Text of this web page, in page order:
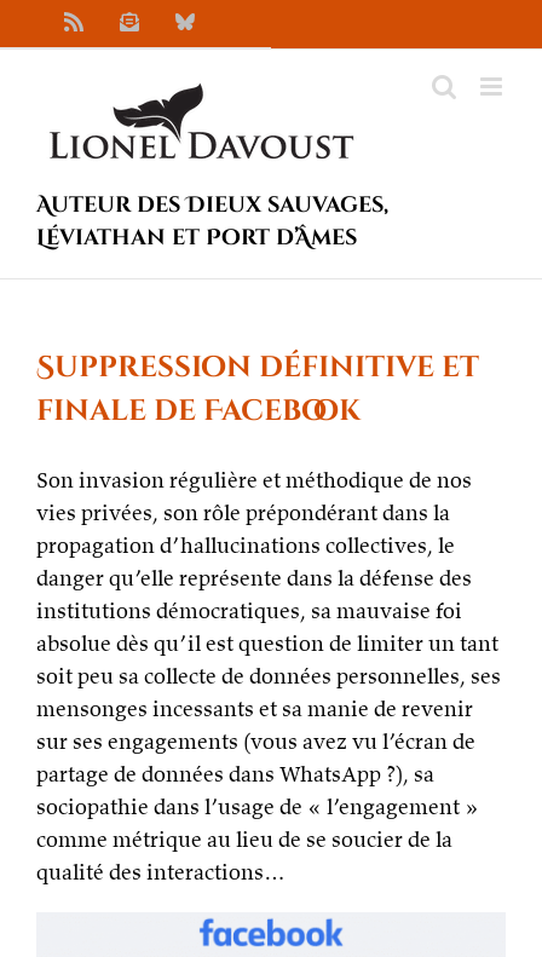
au
NewsletterBluesky
Auteur des Dieux sauvages,
Léviathan et Port d’Âmes
Suppression définitive et
finale de Facebook
Son invasion régulière et méthodique de nos
vies privées, son rôle prépondérant dans la
propagation d’hallucinations collectives, le
danger qu’elle représente dans la défense des
institutions démocratiques, sa mauvaise foi
absolue dès qu’il est question de limiter un tant
soit peu sa collecte de données personnelles, ses
mensonges incessants et sa manie de revenir
sur ses engagements (vous avez vu l’écran de
partage de données dans WhatsApp ?), sa
sociopathie dans l’usage de « l’engagement »
comme métrique au lieu de se soucier de la
qualité des interactions…